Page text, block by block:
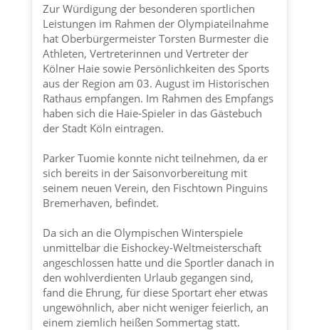
Zur Würdigung der besonderen sportlichen
Leistungen im Rahmen der Olympiateilnahme
hat Oberbürgermeister Torsten Burmester die
Athleten, Vertreterinnen und Vertreter der
Kölner Haiesowie Persönlichkeiten des Sports
aus der Region am 03. August im Historischen
Rathaus empfangen. Im Rahmen des Empfangs
haben sich die Haie-Spieler in das Gästebuch
der Stadt Köln eintragen.
Parker Tuomie konnte nicht teilnehmen, da er
sich bereits in der Saisonvorbereitung mit
seinem neuen Verein, den Fischtown Pinguins
Bremerhaven, befindet.
Da sich an die Olympischen Winterspiele
unmittelbar die Eishockey-Weltmeisterschaft
angeschlossen hatte und die Sportler danach in
den wohlverdienten Urlaub gegangen sind,
fand die Ehrung, für diese Sportart eher etwas
ungewöhnlich, aber nicht weniger feierlich, an
einem ziemlich heißen Sommertag statt.